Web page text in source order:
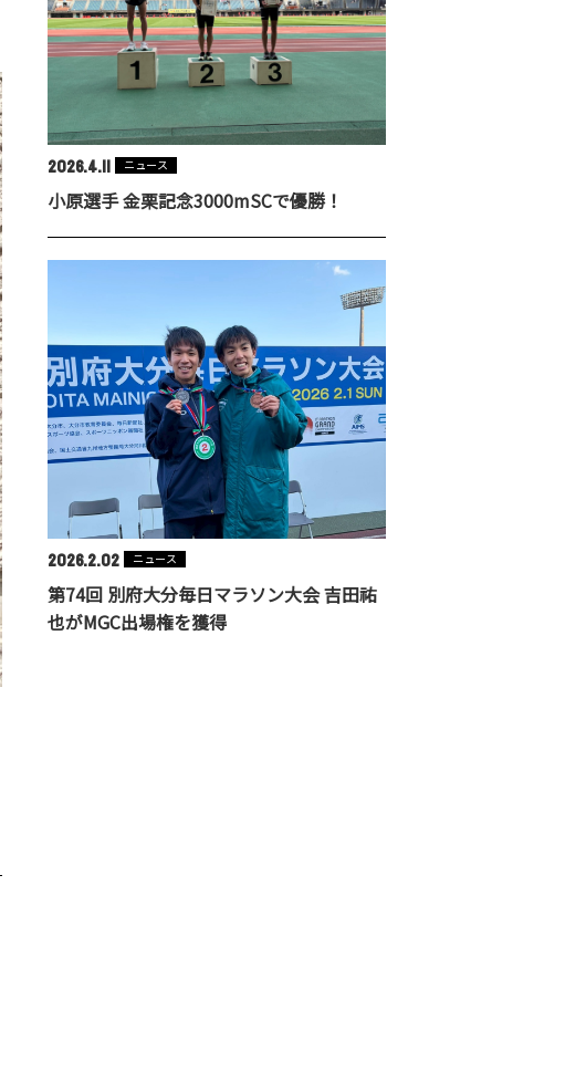
2026.4.11 ニュース
小原選手 金栗記念3000mSCで優勝！
2026.2.02 ニュース
第74回 別府大分毎日マラソン大会 吉田祐
也がMGC出場権を獲得